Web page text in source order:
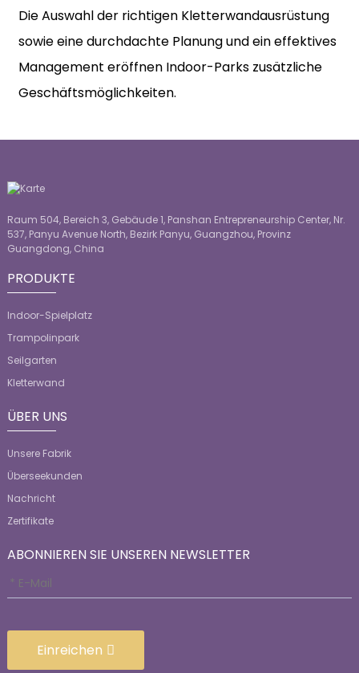
Die Auswahl der richtigen Kletterwandausrüstung
sowie eine durchdachte Planung und ein effektives
Management eröffnen Indoor-Parks zusätzliche
Geschäftsmöglichkeiten.
Raum 504, Bereich 3, Gebäude 1, Panshan Entrepreneurship Center, Nr.
537, Panyu Avenue North, Bezirk Panyu, Guangzhou, Provinz
Guangdong, China
PRODUKTE
Indoor-Spielplatz
Trampolinpark
Seilgarten
Kletterwand
ÜBER UNS
Unsere Fabrik
Überseekunden
Nachricht
Zertifikate
ABONNIEREN SIE UNSEREN NEWSLETTER
Einreichen